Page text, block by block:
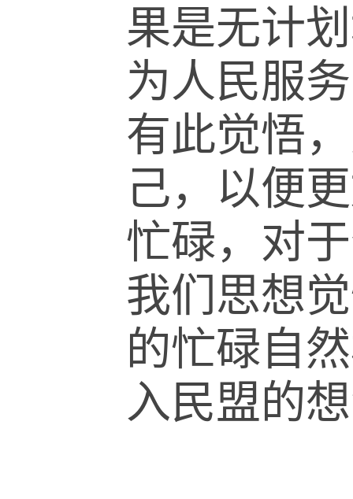
果是无计
为人民服
有此觉悟
己，以便
忙碌，对
我们思想
的忙碌自
入民盟的